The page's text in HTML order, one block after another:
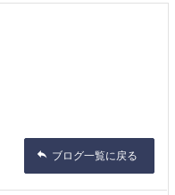
ブログ一覧に戻る